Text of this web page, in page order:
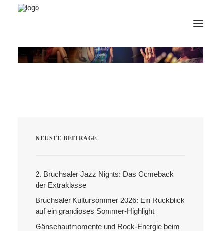
Bürgerzentrum
Wohnmobilpark
Kontakt &
Deutsch
NEUSTE BEITRÄGE
2. Bruchsaler Jazz Nights: Das Comeback
der Extraklasse
Bruchsaler Kultursommer 2026: Ein Rückblick
auf ein grandioses Sommer-Highlight
Gänsehautmomente und Rock-Energie beim